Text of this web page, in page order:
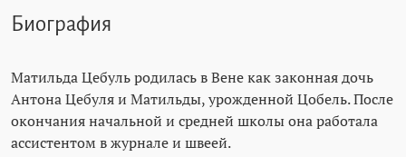
Биография
Матильда Цебуль родилась в Вене как законная дочь
Антона Цебуля и Матильды, урожденной Цобель. После
окончания начальной и средней школы она работала
ассистентом в журнале и швеей.